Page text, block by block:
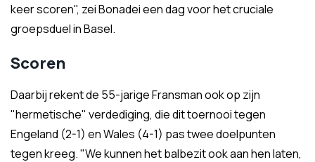
keer scoren", zei Bonadei een dag voor het cruciale
groepsduel in Basel.
Scoren
Daarbij rekent de 55-jarige Fransman ook op zijn
"hermetische" verdediging, die dit toernooi tegen
Engeland (2-1) en Wales (4-1) pas twee doelpunten
tegen kreeg. "We kunnen het balbezit ook aan hen laten,